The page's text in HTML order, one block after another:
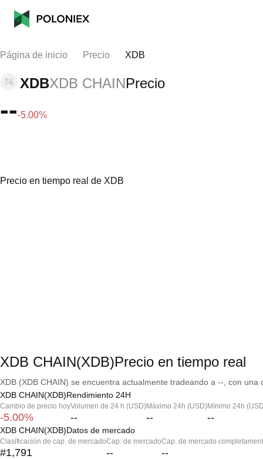
Página de inicio Precio XDB
XDBXDB CHAINPrecio
---5.00%
Precio en tiempo real de XDB
XDB CHAIN(XDB)Precio en tiempo real
XDB (XDB CHAIN) se encuentra actualmente tradeando a --, con
XDB CHAIN(XDB)Rendimiento 24H
Cambio de precio hoy
-5.00%
Volumen de 24 h (USD)
--
Máximo 24h (USD)
--
Mínimo 24h
--
XDB CHAIN(XDB)Datos de mercado
Clasificación de cap. de mercado
#1,791
Cap. de mercado
--
Cap. de mercado
--